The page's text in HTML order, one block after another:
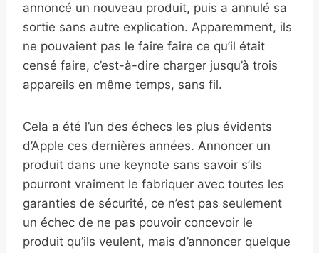
annoncé un nouveau produit, puis a annulé sa
sortie sans autre explication. Apparemment, ils
ne pouvaient pas le faire faire ce qu’il était
censé faire, c’est-à-dire charger jusqu’à trois
appareils en même temps, sans fil.
Cela a été l’un des échecs les plus évidents
d’Apple ces dernières années. Annoncer un
produit dans une keynote sans savoir s’ils
pourront vraiment le fabriquer avec toutes les
garanties de sécurité, ce n’est pas seulement
un échec de ne pas pouvoir concevoir le
produit qu’ils veulent, mais d’annoncer quelque